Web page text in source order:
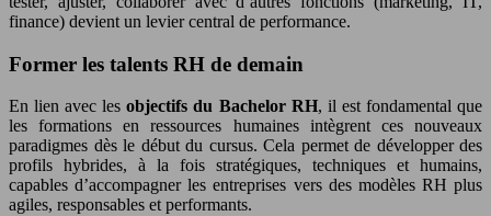
finance) devient un levier central de performance.
Former les talents RH de demain
En lien avec lesobjectifs du Bachelor RH, il est fondamental que
les formations en ressources humaines intègrent ces nouveaux
paradigmes dès le début du cursus. Cela permet de développer des
profils hybrides, à la fois stratégiques, techniques et humains,
capables d’accompagner les entreprises vers des modèles RH plus
agiles, responsables et performants.